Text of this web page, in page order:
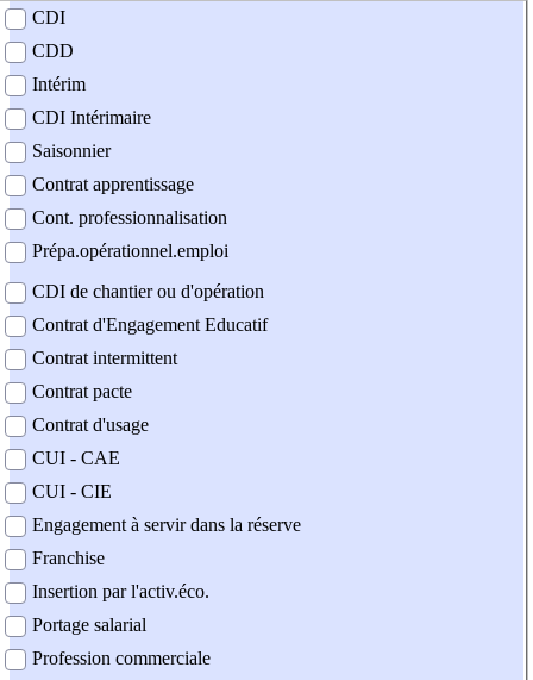
contrat
CDI
CDD
Intérim
CDI Intérimaire
Saisonnier
Contrat apprentissage
Cont. professionnalisation
Prépa.opérationnel.emploi
CDI de chantier ou d'opération
Contrat d'Engagement Educatif
Contrat intermittent
Contrat pacte
Contrat d'usage
CUI - CAE
CUI - CIE
Engagement à servir dans la réserve
Franchise
Insertion par l'activ.éco.
Portage salarial
Profession commerciale